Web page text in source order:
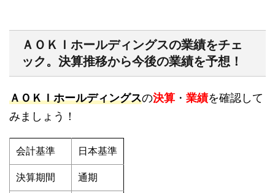
ＡＯＫＩホールディングスの業績をチェ
ック。決算推移から今後の業績を予想！
ＡＯＫＩホールディングスの決算 ・ 業績を確認して
みましょう！
会計基準 日本基準
決算期間 通期